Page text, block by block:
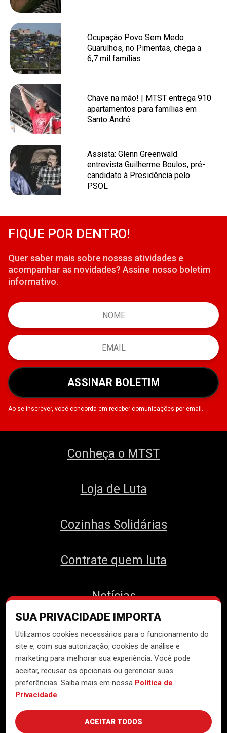
Ocupação Povo Sem Medo
Guarulhos, no Pimentas, chega a
6,7 mil famílias
Chave na mão! | MTST entrega 910
apartamentos para famílias em
Santo André
Assista: Glenn Greenwald
entrevista Guilherme Boulos, pré-
candidato à Presidência pelo
PSOL
SUA PRIVACIDADE IMPORTA
Utilizamos cookies necessários para o funcionamento do
site e, com sua autorização, cookies de análise e
marketing para melhorar sua experiência. Você pode
aceitar, recusar os opcionais ou gerenciar suas
preferências. Saiba mais em nossa Política de
Privacidade.
ACEITAR TODOS
FIQUE POR DENTRO!
Quer saber mais sobre nossas atividades e
acompanhar as novidades? Assine nosso boletim
informativo.
ASSINAR BOLETIM
Ao se inscrever, você concorda em receber comunicações por email.
Conheça o MTST
Loja de Luta
Cozinhas Solidárias
Contrate quem luta
Notícias
Contato
Desenvolvido peloNúcleo de
Tecnologia do MTST